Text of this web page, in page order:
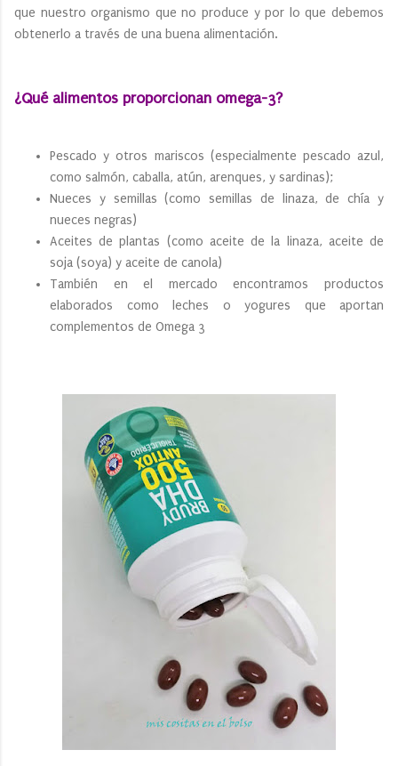
que nuestro organismo que no produce y por lo que debemos
obtenerlo a través de una buena alimentación.
¿Qué alimentos proporcionan omega-3?
Pescado y otros mariscos (especialmente pescado azul,
como salmón, caballa, atún, arenques, y sardinas);
Nueces y semillas (como semillas de linaza, de chía y
nueces negras)
Aceites de plantas (como aceite de la linaza, aceite de
soja (soya) y aceite de canola)
También en el mercado encontramos productos
elaborados como leches o yogures que aportan
complementos de Omega 3